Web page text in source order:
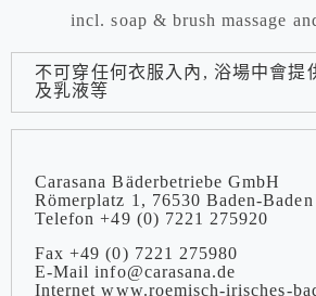
incl. soap & brush massage
不可穿任何衣服入內, 浴場中會提
及乳液等
Carasana Bäderbetriebe GmbH
Römerplatz 1, 76530 Baden-Baden
Telefon +49 (0) 7221 275920
Fax +49 (0) 7221 275980
E-Mail info@carasana.de
Internet www.roemisch-irisches-